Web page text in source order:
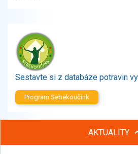
Ořechy, semena
Zelenina
Brambory, luštěniny, houby
Sladkosti, slané výrobky
Ochucovadla, přísady, sladidla
Proteinové výrobky, doplňky stravy
Sestavte si z databáze potravin
Program Sebekoučink
AKTUALITY